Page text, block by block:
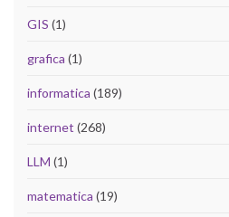
GIS (1)
grafica (1)
informatica (189)
internet (268)
LLM (1)
matematica (19)